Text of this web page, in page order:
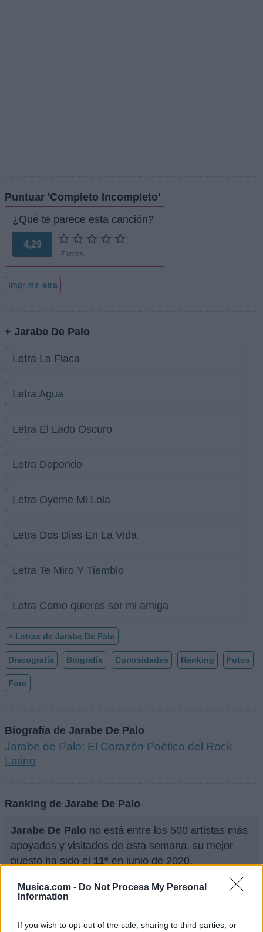
Musica.com - Do Not Process My Personal
Information
If you wish to opt-out of the sale, sharing to third parties, or
Puntuar 'Completo Incompleto'
¿Qué te parece esta canción?
4,29
7 votos
Imprimir letra
+ Jarabe De Palo
Letra La Flaca
Letra Agua
Letra El Lado Oscuro
Letra Depende
Letra Oyeme Mi Lola
Letra Dos Dias En La Vida
Letra Te Miro Y Tiemblo
Letra Como quieres ser mi amiga
+ Letras de Jarabe De Palo
Discografía Biografía Curiosidades Ranking Fotos
Foro
Biografía de Jarabe De Palo
Jarabe de Palo: El Corazón Poético del Rock
Latino
Ranking de Jarabe De Palo
Jarabe De Palo no está entre los 500 artistas más
apoyados y visitados de esta semana, su mejor
puesto ha sido el 11º en junio de 2020.
¿Apoyar a Jarabe De Palo?